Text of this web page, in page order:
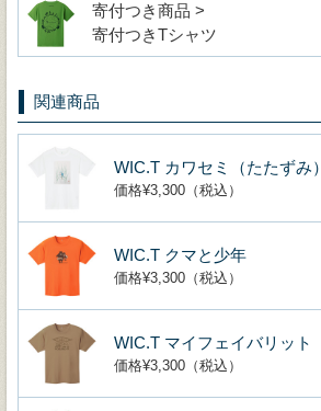
寄付つき商品 >
寄付つきTシャツ
関連商品
WIC.T カワセミ（たたずみ）
価格¥3,300（税込）
WIC.T クマと少年
価格¥3,300（税込）
WIC.T マイフェイバリット
価格¥3,300（税込）